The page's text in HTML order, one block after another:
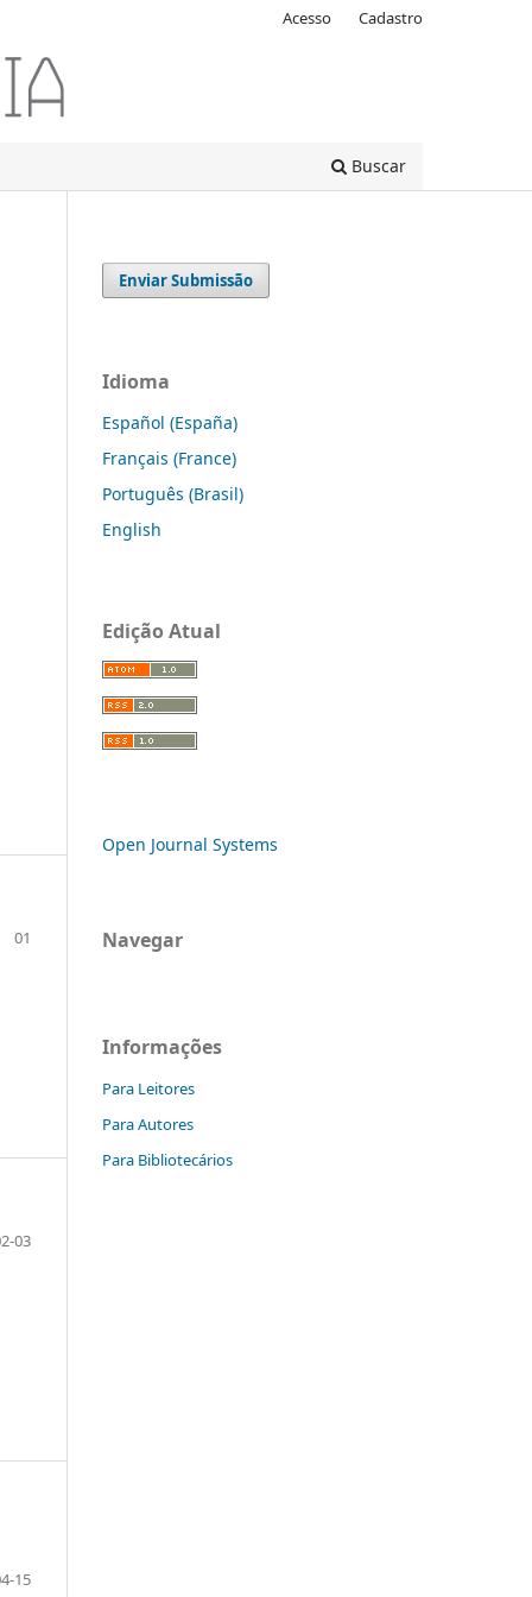
Buscar
Acesso Cadastro
01
03
15
Enviar Submissão
Idioma
Español (España)
Français (France)
Português (Brasil)
English
Edição Atual
Open Journal Systems
Navegar
Informações
Para Leitores
Para Autores
Para Bibliotecários